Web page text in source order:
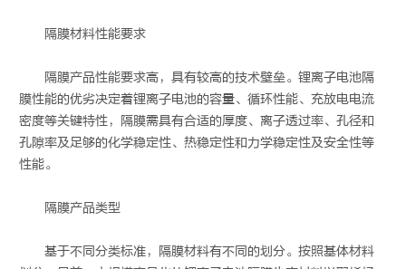
隔膜材料性能要求
隔膜产品性能要求高，具有较高的技术壁垒。锂离子电池隔
膜性能的优劣决定着锂离子电池的容量、循环性能、充放电电流
密度等关键特性，隔膜需具有合适的厚度、离子透过率、孔径和
孔隙率及足够的化学稳定性、热稳定性和力学稳定性及安全性等
性能。
隔膜产品类型
基于不同分类标准，隔膜材料有不同的划分。按照基体材料